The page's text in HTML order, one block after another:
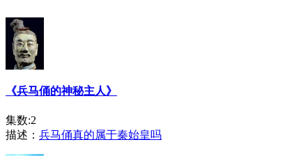
《兵马俑的神秘主人》
集数:2
描述： 兵马俑真的属于秦始皇吗